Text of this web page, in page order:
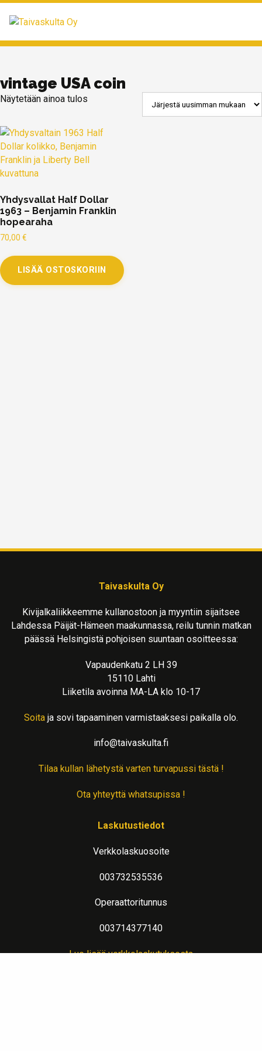
vintage USA coin
Näytetään ainoa tulos
Yhdysvallat Half Dollar
1963 – Benjamin Franklin
hopearaha
70,00 €
LISÄÄ OSTOSKORIIN
Taivaskulta Oy
Kivijalkaliikkeemme kullanostoon ja myyntiin sijaitsee
Lahdessa Päijät-Hämeen maakunnassa, reilu tunnin matkan
päässä Helsingistä pohjoisen suuntaan osoitteessa:
Vapaudenkatu 2 LH 39
15110 Lahti
Liiketila avoinna MA-LA klo 10-17
Soita ja sovi tapaaminen varmistaaksesi paikalla olo.
info@taivaskulta.fi
Tilaa kullan lähetystä varten turvapussi tästä !
Ota yhteyttä whatsupissa !
Laskutustiedot
Verkkolaskuosoite
003732535536
Operaattoritunnus
003714377140
Lue lisää verkkolaskutuksesta